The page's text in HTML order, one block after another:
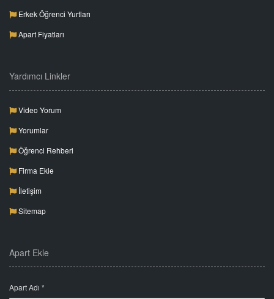
Erkek Öğrenci Yurtları
Apart Fiyatları
Yardımcı Linkler
Video Yorum
Yorumlar
Öğrenci Rehberi
Firma Ekle
İletişim
Sitemap
Apart Ekle
Apart Adı *